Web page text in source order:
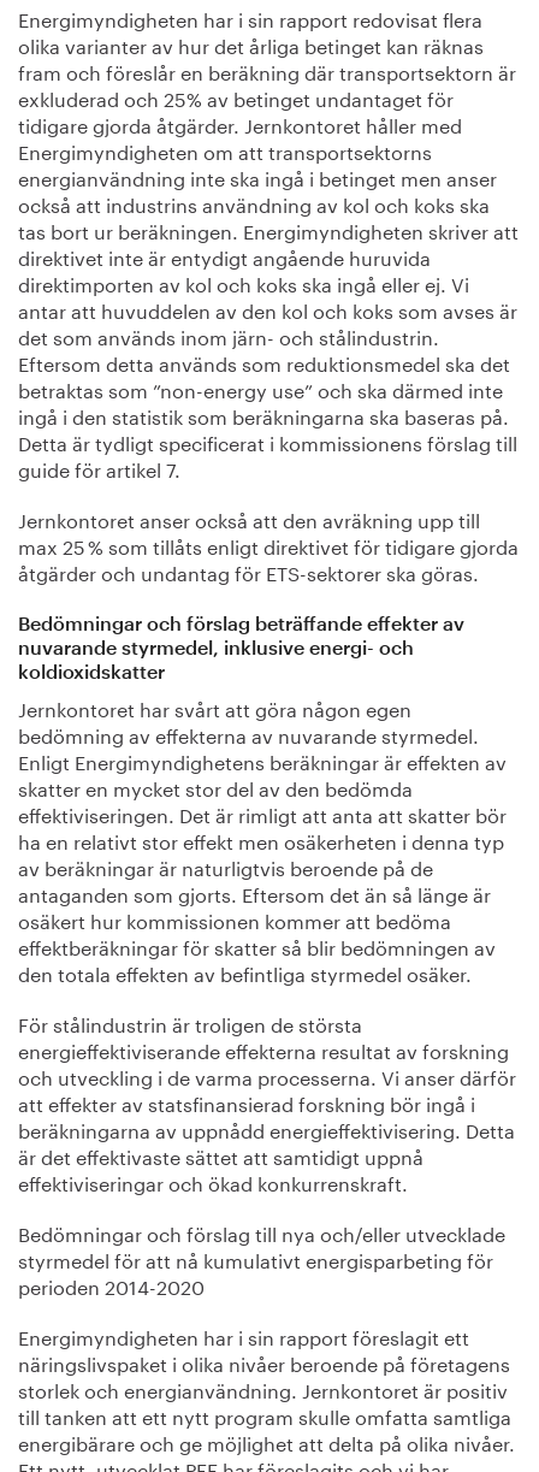
Energimyndigheten har i sin rapport redovisat flera
olika varianter av hur det årliga betinget kan räknas
fram och föreslår en beräkning där transportsektorn är
exkluderad och 25% av betinget undantaget för
tidigare gjorda åtgärder. Jernkontoret håller med
Energimyndigheten om att transportsektorns
energianvändning inte ska ingå i betinget men anser
också att industrins användning av kol och koks ska
tas bort ur beräkningen. Energimyndigheten skriver att
direktivet inte är entydigt angående huruvida
direktimporten av kol och koks ska ingå eller ej. Vi
antar att huvuddelen av den kol och koks som avses är
det som används inom järn- och stålindustrin.
Eftersom detta används som reduktionsmedel ska det
betraktas som ”non-energy use” och ska därmed inte
ingå i den statistik som beräkningarna ska baseras på.
Detta är tydligt specificerat i kommissionens förslag till
guide för artikel 7.
Jernkontoret anser också att den avräkning upp till
max 25 % som tillåts enligt direktivet för tidigare gjorda
åtgärder och undantag för ETS-sektorer ska göras.
Bedömningar och förslag beträffande effekter av
nuvarande styrmedel, inklusive energi- och
koldioxidskatter
Jernkontoret har svårt att göra någon egen
bedömning av effekterna av nuvarande styrmedel.
Enligt Energimyndighetens beräkningar är effekten av
skatter en mycket stor del av den bedömda
effektiviseringen. Det är rimligt att anta att skatter bör
ha en relativt stor effekt men osäkerheten i denna typ
av beräkningar är naturligtvis beroende på de
antaganden som gjorts. Eftersom det än så länge är
osäkert hur kommissionen kommer att bedöma
effektberäkningar för skatter så blir bedömningen av
den totala effekten av befintliga styrmedel osäker.
För stålindustrin är troligen de största
energieffektiviserande effekterna resultat av forskning
och utveckling i de varma processerna. Vi anser därför
att effekter av statsfinansierad forskning bör ingå i
beräkningarna av uppnådd energieffektivisering. Detta
är det effektivaste sättet att samtidigt uppnå
effektiviseringar och ökad konkurrenskraft.
Bedömningar och förslag till nya och/eller utvecklade
styrmedel för att nå kumulativt energisparbeting för
perioden 2014-2020
Energimyndigheten har i sin rapport föreslagit ett
näringslivspaket i olika nivåer beroende på företagens
storlek och energianvändning. Jernkontoret är positiv
till tanken att ett nytt program skulle omfatta samtliga
energibärare och ge möjlighet att delta på olika nivåer.